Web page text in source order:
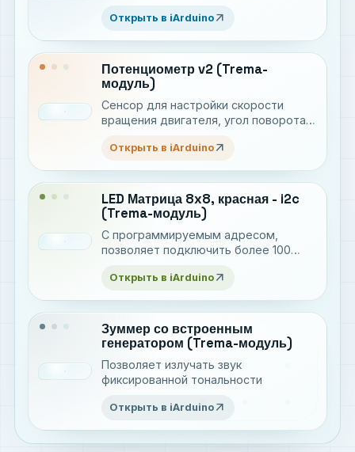
Открыть в iArduino arrow_outward
Потенциометр v2 (Trema-
модуль)
Сенсор для настройки скорости
вращения двигателя, угол поворота
т.д.
Открыть в iArduino arrow_outward
LED Матрица 8x8, красная - i2c
(Trema-модуль)
С программируемым адресом,
позволяет подключить более 100
Открыть в iArduino arrow_outward
Зуммер со встроенным
генератором (Trema-модуль)
Позволяет излучать звук
фиксированной тональности
Открыть в iArduino arrow_outward